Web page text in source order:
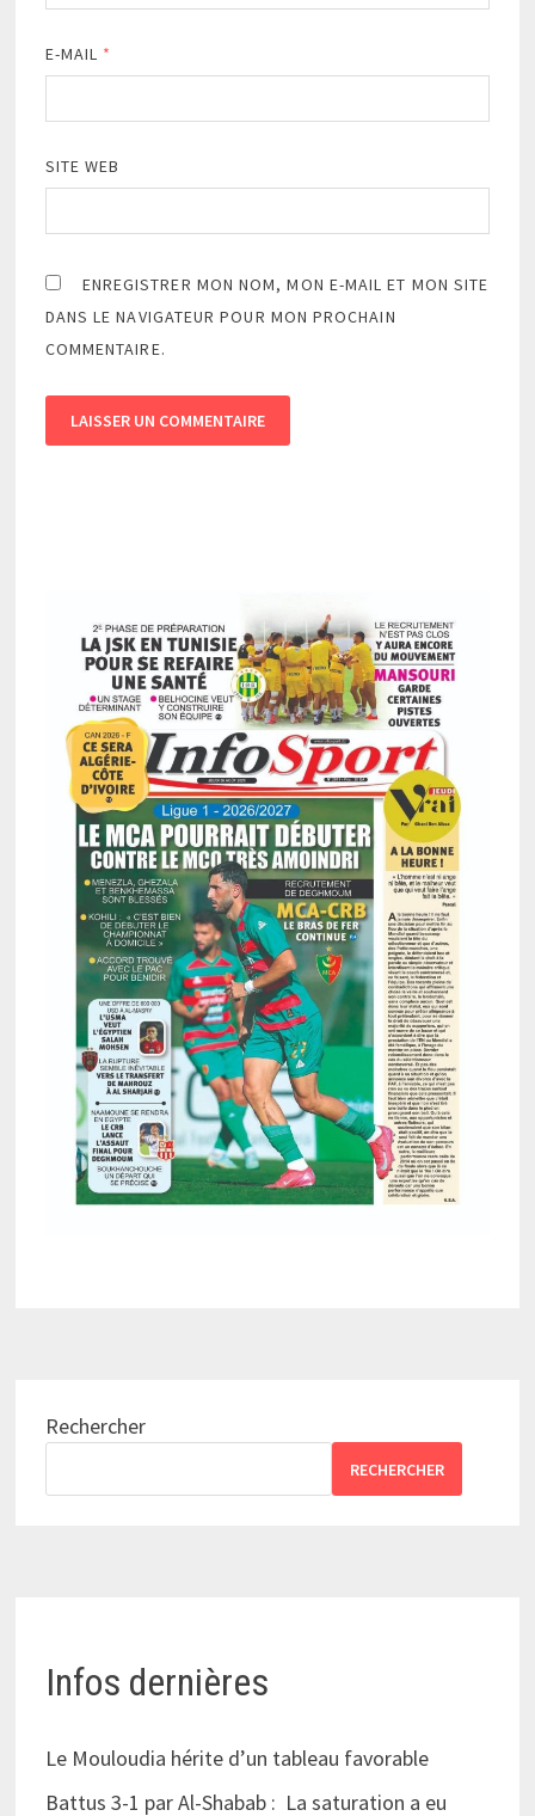
E-MAIL *
SITE WEB
ENREGISTRER MON NOM, MON E-MAIL ET MON SITE
DANS LE NAVIGATEUR POUR MON PROCHAIN
COMMENTAIRE.
Rechercher
RECHERCHER
Infos dernières
Le Mouloudia hérite d’un tableau favorable
Battus 3-1 par Al-Shabab : La saturation a eu